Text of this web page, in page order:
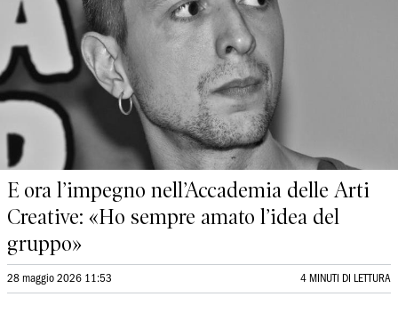
E ora l’impegno nell’Accademia delle Arti
Creative: «Ho sempre amato l’idea del
gruppo»
28 maggio 2026 11:53 4 MINUTI DI LETTURA